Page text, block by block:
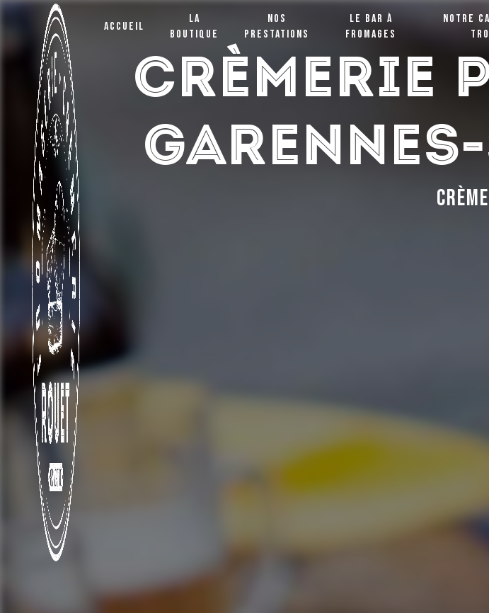
Accueil
La
boutique
Nos
prestations
Le bar à
fromages
Notre
crèmerie
Panneau de gestion des cookies